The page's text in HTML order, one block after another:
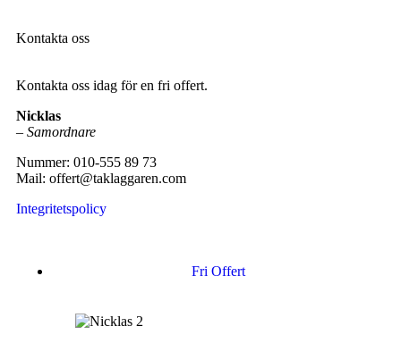
Kontakta oss
Kontakta oss idag för en fri offert.
Nicklas
– Samordnare
Nummer: 010-555 89 73
Mail: offert@taklaggaren.com
Integritetspolicy
Fri Offert